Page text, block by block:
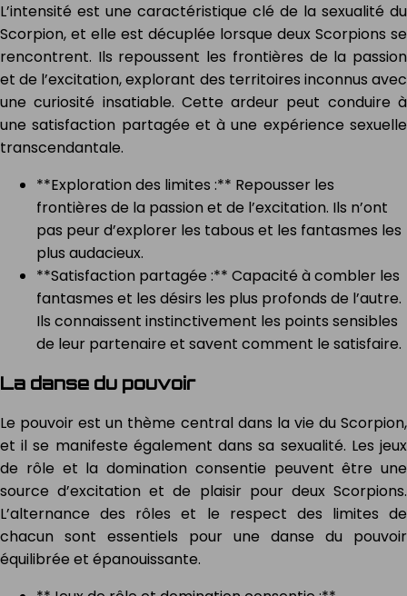
L’intensité est une caractéristique clé de la sexualité du
Scorpion, et elle est décuplée lorsque deux Scorpions se
rencontrent. Ils repoussent les frontières de la passion
et de l’excitation, explorant des territoires inconnus avec
une curiosité insatiable. Cette ardeur peut conduire à
une satisfaction partagée et à une expérience sexuelle
transcendantale.
**Exploration des limites :** Repousser les
frontières de la passion et de l’excitation. Ils n’ont
pas peur d’explorer les tabous et les fantasmes les
plus audacieux.
**Satisfaction partagée :** Capacité à combler les
fantasmes et les désirs les plus profonds de l’autre.
Ils connaissent instinctivement les points sensibles
de leur partenaire et savent comment le satisfaire.
La danse du pouvoir
Le pouvoir est un thème central dans la vie du Scorpion,
et il se manifeste également dans sa sexualité. Les jeux
de rôle et la domination consentie peuvent être une
source d’excitation et de plaisir pour deux Scorpions.
L’alternance des rôles et le respect des limites de
chacun sont essentiels pour une danse du pouvoir
équilibrée et épanouissante.